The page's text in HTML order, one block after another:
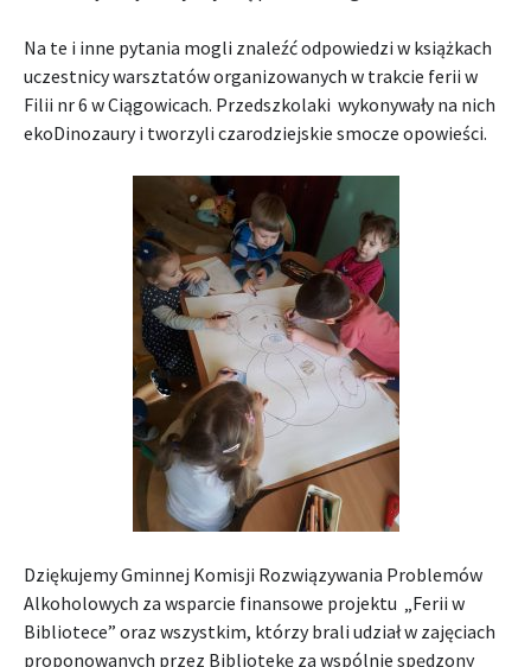
Na te i inne pytania mogli znaleźć odpowiedzi w książkach
uczestnicy warsztatów organizowanych w trakcie ferii w
Filii nr 6 w Ciągowicach. Przedszkolaki wykonywały na nich
ekoDinozaury i tworzyli czarodziejskie smocze opowieści.
Dziękujemy Gminnej Komisji Rozwiązywania Problemów
Alkoholowych za wsparcie finansowe projektu „Ferii w
Bibliotece” oraz wszystkim, którzy brali udział w zajęciach
proponowanych przez Bibliotekę za wspólnie spędzony